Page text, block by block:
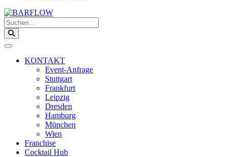
Suchen...
KONTAKT
Event-Anfrage
Stuttgart
Frankfurt
Leipzig
Dresden
Hamburg
München
Wien
Franchise
Cocktail Hub